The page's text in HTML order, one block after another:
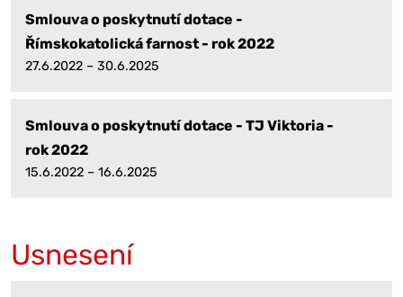
Smlouva o poskytnutí dotace -
Římskokatolická farnost - rok 2022
27.6.2022 – 30.6.2025
Smlouva o poskytnutí dotace - TJ Viktoria -
rok 2022
15.6.2022 – 16.6.2025
Usnesení